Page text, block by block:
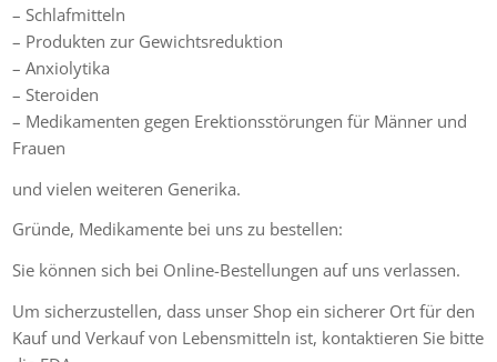
– Schlafmitteln
– Produkten zur Gewichtsreduktion
– Anxiolytika
– Steroiden
– Medikamenten gegen Erektionsstörungen für Männer und
Frauen
und vielen weiteren Generika.
Gründe, Medikamente bei uns zu bestellen:
Sie können sich bei Online-Bestellungen auf uns verlassen.
Um sicherzustellen, dass unser Shop ein sicherer Ort für den
Kauf und Verkauf von Lebensmitteln ist, kontaktieren Sie bitte